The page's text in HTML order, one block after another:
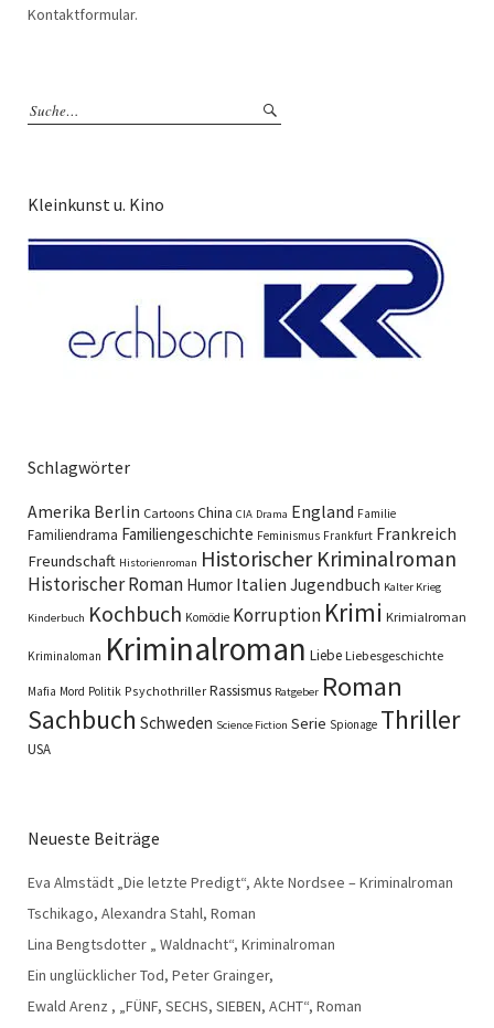
Kontaktformular.
Kleinkunst u. Kino
Schlagwörter
Amerika Berlin Cartoons China CIA Drama England Familie
Familiendrama Familiengeschichte Feminismus Frankfurt Frankreich
Freundschaft Historienroman Historischer Kriminalroman
Historischer Roman Humor Italien Jugendbuch Kalter Krieg
Kinderbuch Kochbuch Komödie Korruption Krimi Krimialroman
Kriminaloman Kriminalroman Liebe Liebesgeschichte
Mafia Mord Politik Psychothriller Rassismus Ratgeber Roman
Sachbuch Schweden Science Fiction Serie Spionage Thriller
USA
Neueste Beiträge
Eva Almstädt „Die letzte Predigt“, Akte Nordsee – Kriminalroman
Tschikago, Alexandra Stahl, Roman
Lina Bengtsdotter „ Waldnacht“, Kriminalroman
Ein unglücklicher Tod, Peter Grainger,
Ewald Arenz , „FÜNF, SECHS, SIEBEN, ACHT“, Roman